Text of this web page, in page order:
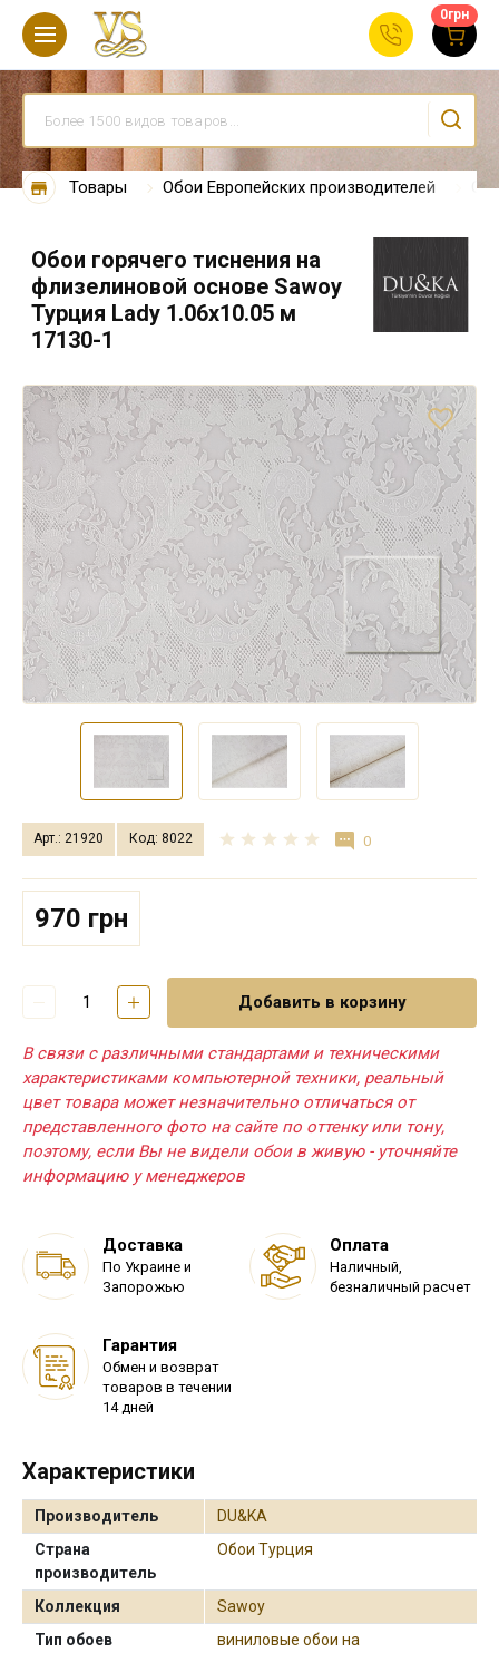
0грн
Товары Обои Европейских производителей
Обои горячего тиснения на
флизелиновой основе Sawoy
Турция Lady 1.06х10.05 м
17130-1
Арт.: 21920 Код: 8022 0
970 грн
Добавить в корзину
В связи с различными стандартами и техническими
характеристиками компьютерной техники, реальный
цвет товара может незначительно отличаться от
представленного фото на сайте по оттенку или тону,
поэтому, если Вы не видели обои в живую - уточняйте
информацию у менеджеров
Доставка
По Украине и
Запорожью
Оплата
Наличный,
безналичный расчет
Гарантия
Обмен и возврат
товаров в течении
14 дней
Характеристики
Производитель
DU&KA
Страна
производитель
Обои Турция
Коллекция
Sawoy
Тип обоев
виниловые обои на